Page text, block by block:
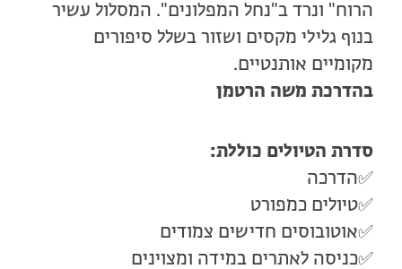
הרוח" ונרד ב"נחל המפלונים". המסלול עשיר
בנוף גלילי מקסים ושזור בשלל סיפורים
מקומיים אותנטיים.
בהדרכת משה הרטמן
סדרת הטיולים כוללת:
✅הדרכה
✅טיולים כמפורט
✅אוטובוסים חדישים צמודים
✅כניסה לאתרים במידה ומצוינים